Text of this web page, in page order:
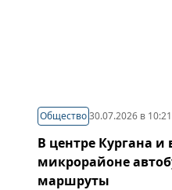
Общество 30.07.2026 в 10:21
В центре Кургана и
микрорайоне
маршруты